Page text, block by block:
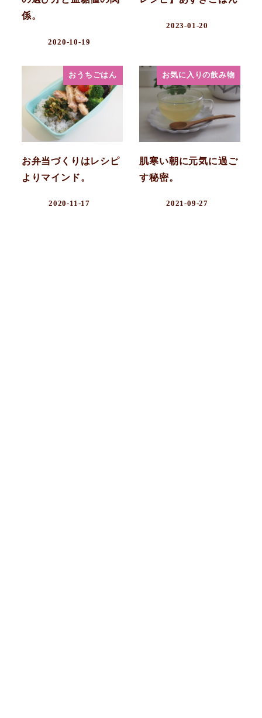
係。
2020-10-19
2023-01-20
おうちごはん
お弁当づくりはレシピ
よりマインド。
2020-11-17
お気に入りの飲み物
肌寒い朝に元気に過ご
す秘密。
2021-09-27